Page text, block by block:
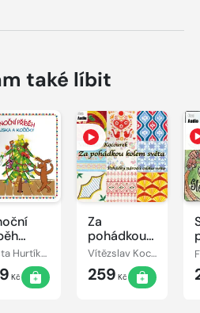
také líbit
a
Vlasta Hurtíková
Kč
Za
pohádkou
kolem
světa
Vítězslav Kocourek
259 Kč